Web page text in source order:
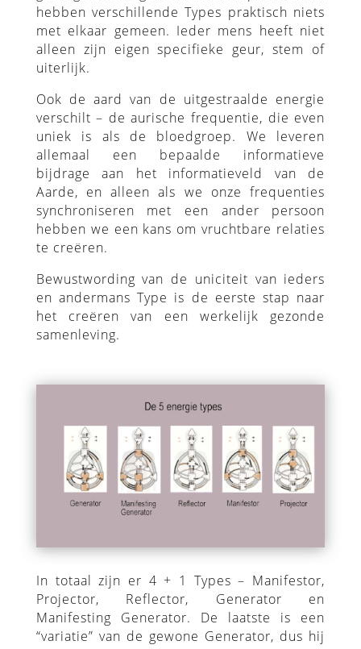
hebben verschillende Types praktisch niets
met elkaar gemeen. Ieder mens heeft niet
alleen zijn eigen specifieke geur, stem of
uiterlijk.
Ook de aard van de uitgestraalde energie
verschilt – de aurische frequentie, die even
uniek is als de bloedgroep. We leveren
allemaal een bepaalde informatieve
bijdrage aan het informatieveld van de
Aarde, en alleen als we onze frequenties
synchroniseren met een ander persoon
hebben we een kans om vruchtbare relaties
te creëren.
Bewustwording van de uniciteit van ieders
en andermans Type is de eerste stap naar
het creëren van een werkelijk gezonde
samenleving.
In totaal zijn er 4 + 1 Types – Manifestor,
Projector, Reflector, Generator en
Manifesting Generator. De laatste is een
“variatie” van de gewone Generator, dus hij